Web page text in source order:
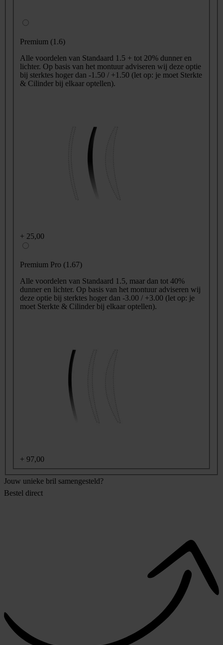
Premium (1.6)
Alle voordelen van Standaard 1.5 + tot 20% dunner en
lichter. Op basis van het montuur adviseren wij deze optie
bij sterktes hoger dan -1.50 / +1.50 (let op: je moet Sterkte
& Cilinder bij elkaar optellen).
+ 25,00
Premium Pro (1.67)
Alle voordelen van Standaard 1.5, maar dan tot 40%
dunner en lichter. Op basis van het montuur adviseren wij
deze optie bij sterktes hoger dan -3.00 / +3.00 (let op: je
moet Sterkte & Cilinder bij elkaar optellen).
+ 97,00
Jouw unieke bril samengesteld?
Bestel direct